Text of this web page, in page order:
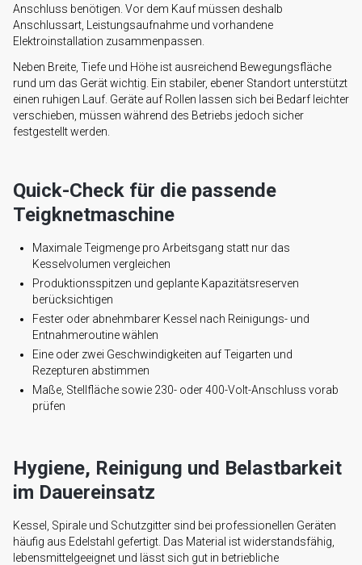
Anschluss benötigen. Vor dem Kauf müssen deshalb
Anschlussart, Leistungsaufnahme und vorhandene
Elektroinstallation zusammenpassen.
Neben Breite, Tiefe und Höhe ist ausreichend Bewegungsfläche
rund um das Gerät wichtig. Ein stabiler, ebener Standort unterstützt
einen ruhigen Lauf. Geräte auf Rollen lassen sich bei Bedarf leichter
verschieben, müssen während des Betriebs jedoch sicher
festgestellt werden.
Quick-Check für die passende
Teigknetmaschine
Maximale Teigmenge pro Arbeitsgang statt nur das
Kesselvolumen vergleichen
Produktionsspitzen und geplante Kapazitätsreserven
berücksichtigen
Fester oder abnehmbarer Kessel nach Reinigungs- und
Entnahmeroutine wählen
Eine oder zwei Geschwindigkeiten auf Teigarten und
Rezepturen abstimmen
Maße, Stellfläche sowie 230- oder 400-Volt-Anschluss vorab
prüfen
Hygiene, Reinigung und Belastbarkeit
im Dauereinsatz
Kessel, Spirale und Schutzgitter sind bei professionellen Geräten
häufig aus Edelstahl gefertigt. Das Material ist widerstandsfähig,
lebensmittelgeeignet und lässt sich gut in betriebliche